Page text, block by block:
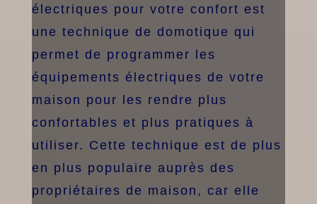
électriques pour votre confort est
une technique de domotique qui
permet de programmer les
équipements électriques de votre
maison pour les rendre plus
confortables et plus pratiques à
utiliser. Cette technique est de plus
en plus populaire auprès des
propriétaires de maison, car elle